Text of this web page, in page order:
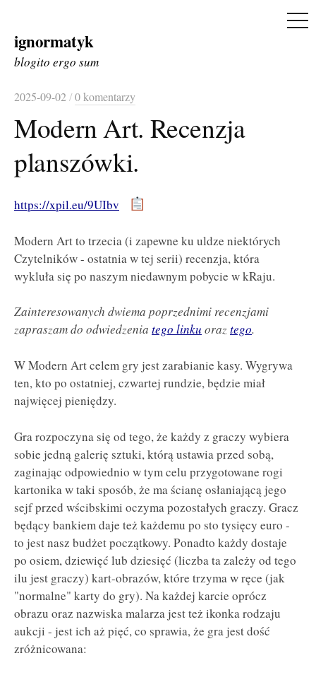
Skip
to
ignormatyk
blogito ergo sum
2025-09-02/0 komentarzy
Modern Art. Recenzja
planszówki.
https://xpil.eu/9UIbv
Modern Art to trzecia (i zapewne ku uldze niektórych
Czytelników - ostatnia w tej serii) recenzja, która
wykluła się po naszym niedawnym pobycie w kRaju.
Zainteresowanych dwiema poprzednimi recenzjami
zapraszam do odwiedzenia tego linku oraztego.
W Modern Art celem gry jest zarabianie kasy. Wygrywa
ten, kto po ostatniej, czwartej rundzie, będzie miał
najwięcej pieniędzy.
Gra rozpoczyna się od tego, że każdy z graczy wybiera
sobie jedną galerię sztuki, którą ustawia przed sobą,
zaginając odpowiednio w tym celu przygotowane rogi
kartonika w taki sposób, że ma ścianę osłaniającą jego
sejf przed wścibskimi oczyma pozostałych graczy. Gracz
będący bankiem daje też każdemu po sto tysięcy euro -
to jest nasz budżet początkowy. Ponadto każdy dostaje
po osiem, dziewięć lub dziesięć (liczba ta zależy od tego
ilu jest graczy) kart-obrazów, które trzyma w ręce (jak
"normalne" karty do gry). Na każdej karcie oprócz
obrazu oraz nazwiska malarza jest też ikonka rodzaju
aukcji - jest ich aż pięć, co sprawia, że gra jest dość
zróżnicowana: